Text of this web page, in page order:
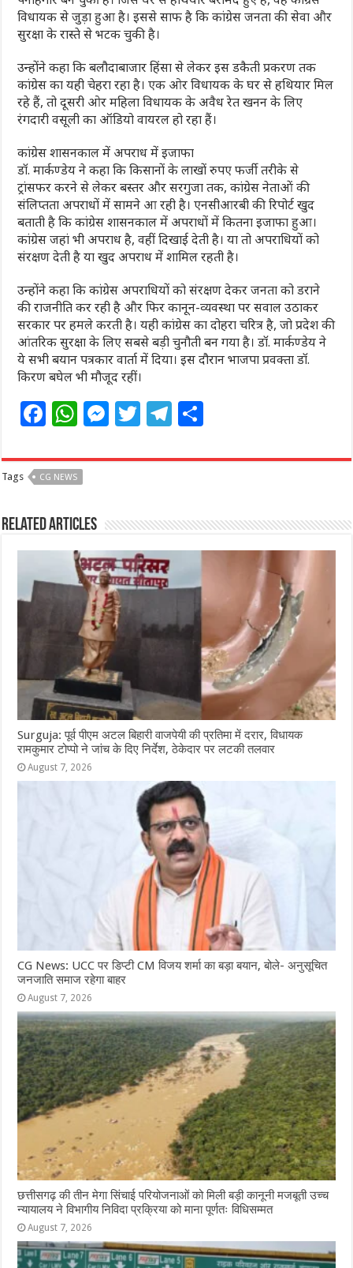
विधायक से जुड़ा हुआ है। इससे साफ है कि कांग्रेस जनता की सेवा और
सुरक्षा के रास्ते से भटक चुकी है।
उन्होंने कहा कि बलौदाबाजार हिंसा से लेकर इस डकैती प्रकरण तक
कांग्रेस का यही चेहरा रहा है। एक ओर विधायक के घर से हथियार मिल
रहे हैं, तो दूसरी ओर महिला विधायक के अवैध रेत खनन के लिए
रंगदारी वसूली का ऑडियो वायरल हो रहा हैं।
कांग्रेस शासनकाल में अपराध में इजाफा
डॉ. मार्कण्डेय ने कहा कि किसानों के लाखों रुपए फर्जी तरीके से
ट्रांसफर करने से लेकर बस्तर और सरगुजा तक, कांग्रेस नेताओं की
संलिप्तता अपराधों में सामने आ रही है। एनसीआरबी की रिपोर्ट खुद
बताती है कि कांग्रेस शासनकाल में अपराधों में कितना इजाफा हुआ।
कांग्रेस जहां भी अपराध है, वहीं दिखाई देती है। या तो अपराधियों को
संरक्षण देती है या खुद अपराध में शामिल रहती है।
उन्होंने कहा कि कांग्रेस अपराधियों को संरक्षण देकर जनता को डराने
की राजनीति कर रही है और फिर कानून-व्यवस्था पर सवाल उठाकर
सरकार पर हमले करती है। यही कांग्रेस का दोहरा चरित्र है, जो प्रदेश की
आंतरिक सुरक्षा के लिए सबसे बड़ी चुनौती बन गया है। डॉ. मार्कण्डेय ने
ये सभी बयान पत्रकार वार्ता में दिया। इस दौरान भाजपा प्रवक्ता डॉ.
किरण बघेल भी मौजूद रहीं।
F
c
e
b
o
k
W
at
s
A
p
p
M
ss
n
g
e
r
T
itt
r
T
e
ra
m
ar
Tags CG NEWS
Related Articles
Surguja: पूर्व पीएम अटल बिहारी वाजपेयी की प्रतिमा में दरार, विधायक
रामकुमार टोप्पो ने जांच के दिए निर्देश, ठेकेदार पर लटकी तलवार
August 7, 2026
CG News: UCC पर डिप्टी CM विजय शर्मा का बड़ा बयान, बोले- अनुसूचित
जनजाति समाज रहेगा बाहर
August 7, 2026
छत्तीसगढ़ की तीन मेगा सिंचाई परियोजनाओं को मिली बड़ी कानूनी मजबूती उच्च
न्यायालय ने विभागीय निविदा प्रक्रिया को माना पूर्णतः विधिसम्मत
August 7, 2026